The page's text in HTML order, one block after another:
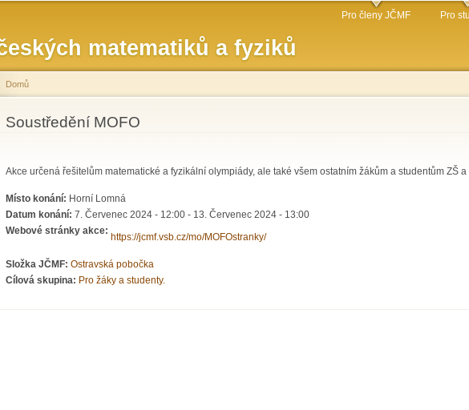
obsahu
matematiků a fyziků
Pro členy JČMF Pro
Jste zde
Domů
Soustředění MOFO
Akce určená řešitelům matematické a fyzikální olympiády, ale také všem ostatním žákům a studentům ZŠ
Místo konání: Horní Lomná
Datum konání: 7. Červenec 2024 - 12:00 - 13. Červenec 2024 - 13:00
Webové stránky akce:
https://jcmf.vsb.cz/mo/MOFOstranky/
Složka JČMF: Ostravská pobočka
Cílová skupina: Pro žáky a studenty.